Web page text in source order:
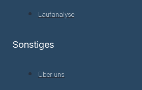
Laufanalyse
Sonstiges
Über uns